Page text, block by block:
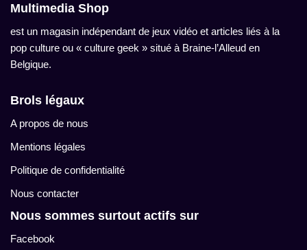
Multimedia Shop
est un magasin indépendant de jeux vidéo et articles liés à la
pop culture ou « culture geek » situé à Braine-l’Alleud en
Belgique.
Brols légaux
A propos de nous
Mentions légales
Politique de confidentialité
Nous contacter
Nous sommes surtout actifs sur
Facebook